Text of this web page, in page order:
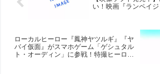
い！映画『ランペイジ
ローカルヒーロー『鳳神ヤツルギ』『ヤ
バイ仮面』がスマホゲーム「ゲシュタル
ト・オーディン」に参戦！特撮ヒーロー